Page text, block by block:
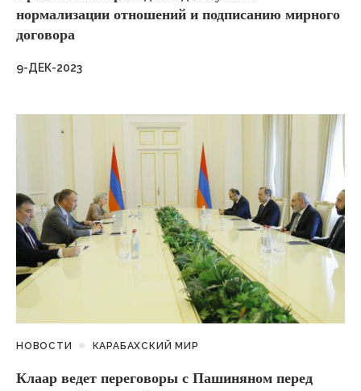
нормализации отношений и подписанию мирного
договора
9-ДЕК-2023
НОВОСТИ КАРАБАХСКИЙ МИР
Клаар ведет переговоры с Пашиняном перед